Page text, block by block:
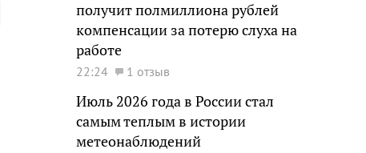
получит полмиллиона рублей
компенсации за потерю слуха на
работе
22:24 1 отзыв
Июль 2026 года в России стал
самым теплым в истории
метеонаблюдений